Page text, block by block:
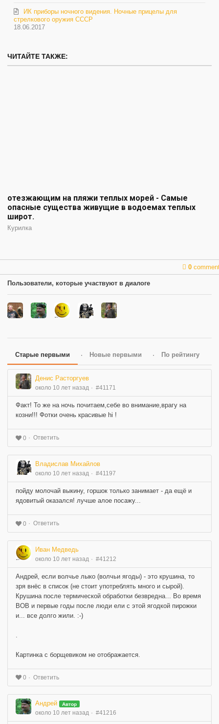
18.06.2017
ИК приборы ночного видения. Ночные прицелы для
стрелкового оружия СССР
ЧИТАЙТЕ ТАКЖЕ:
отезжающим на пляжи теплых морей - Cамые
опасные существа живущие в водоемах теплых
широт.
Курилка
0
Пользователи, которые участвуют в диалоге
Старые первыми Новые первыми По рейтингу
Денис Расторгуев
около 10 лет назад #41171
Факт! То же на ночь почитаем,себе во внимание,врагу на
козни!!! Фотки очень красивые hi !
0 Ответить
Владислав Михайлов
около 10 лет назад #41197
пойду молочай выкину, горшок только занимает - да ещё и
ядовитый оказался! лучше алое посажу...
0 Ответить
Иван Медведь
около 10 лет назад #41212
Андрей, если волчье лыко (волчьи ягоды) - это крушина, то
зря внёс в список (не стоит употреблять много и сырой).
Крушина после термической обработки безвредна... Во время
ВОВ и первые годы после люди ели с этой ягодкой пирожки
и... все долго жили. :-)
Картинка с борщевиком не отображается.
0 Ответить
Андрей Автор
около 10 лет назад #41216